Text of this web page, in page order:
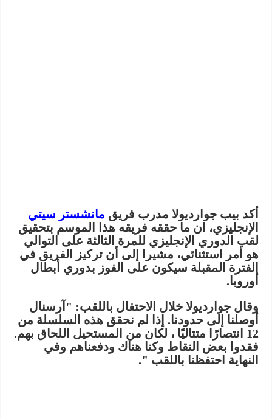
أكد بيب جوارديولا مدرب فريق مانشستر سيتي
الإنجليزي، ان ما حققه فريقه هذا الموسم بتحقيق
لقب الدوري الإنجليزي للمرة الثالثة على التوالي
هو أمر استثنائي، مشيرا إلى أن تركيز الفريق في
الفترة المقبلة سيكون على الفوز بدوري أبطال
أوروبا.
وقال جوارديولا خلال الاحتفال باللقب: "آرسنال
أوصلنا إلى حدودنا. إذا لم نحقق هذه السلسلة من
12 انتصارًا متتاليًا ، لكان من المستحيل اللحاق بهم.
فقدوا بعض النقاط وكنا هناك ودفعناهم وفي
النهاية احتفظنا باللقب ".